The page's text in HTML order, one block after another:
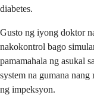
diabetes.
Gusto ng iyong doktor
nakokontrol bago
pamamahala ng asukal
system na gumana nang
ng impeksyon.